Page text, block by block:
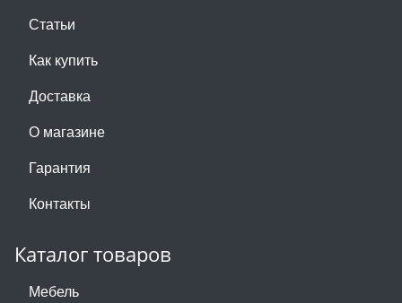
Статьи
Как купить
Доставка
О магазине
Гарантия
Контакты
Каталог товаров
Мебель